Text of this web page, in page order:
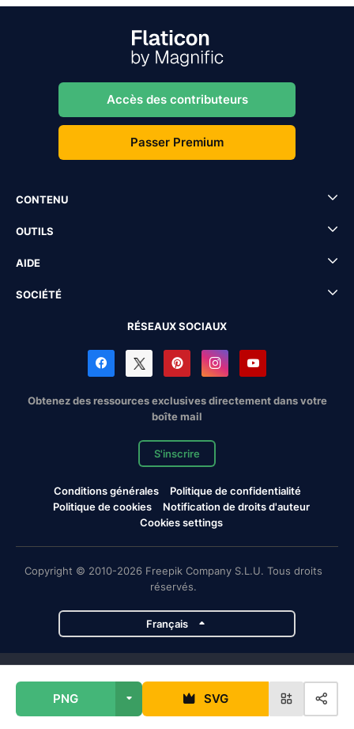
PNG SVG
Accès des contributeurs
Passer Premium
CONTENU
OUTILS
AIDE
SOCIÉTÉ
RÉSEAUX SOCIAUX
Obtenez des ressources exclusives directement dans votre
boîte mail
S'inscrire
Conditions générales
Politique de confidentialité
Politique de cookies
Notification de droits d'auteur
Cookies settings
Copyright © 2010-2026 Freepik Company S.L.U. Tous droits
réservés.
Français